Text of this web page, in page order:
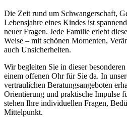
Die Zeit rund um Schwangerschaft,
Lebensjahre eines Kindes ist
neuer Fragen. Jede Familie erlebt
Weise – mit schönen Momenten,
auch Unsicherheiten.
Wir begleiten Sie in dieser
einem offenen Ohr für Sie da. In
vertraulichen Beratungsangeboten
Orientierung und praktische Impulse
stehen Ihre individuellen Fragen,
Mittelpunkt.